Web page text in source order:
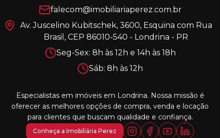
falecom@imobiliariaperez.com.br
Av. Juscelino Kubitschek, 3600, Esquina com Rua
Brasil, CEP 86010-540 - Londrina - PR
Seg-Sex: 8h às 12h e 14h às 18h
Sáb: 8h às 12h
Especialistas em imóveis em Londrina. Nossa missão é
oferecer as melhores opções de compra, venda e locação
para clientes que buscam qualidade e confiança.
Conheça a Imobiliária Perez